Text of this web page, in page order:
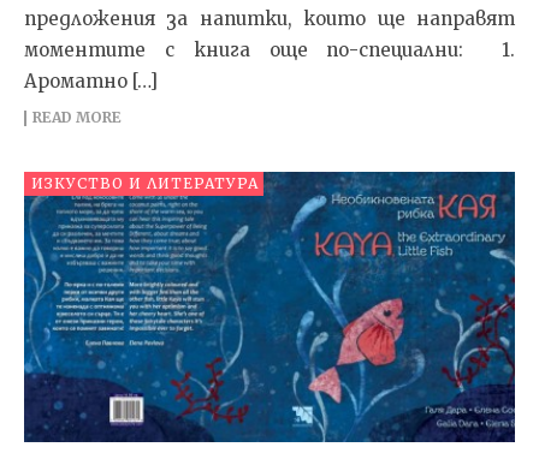
предложения за напитки, които ще направят
моментите с книга още по-специални: 1.
Ароматно […]
READ MORE
ИЗКУСТВО И ЛИТЕРАТУРА